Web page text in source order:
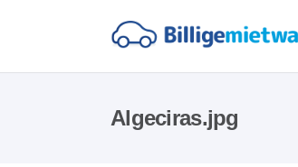
Algeciras.jpg